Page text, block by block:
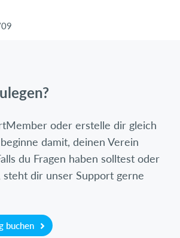
oder erstelle dir gleich
damit, deinen Verein
du Fragen haben solltest oder
dir unser Support gerne
buchen